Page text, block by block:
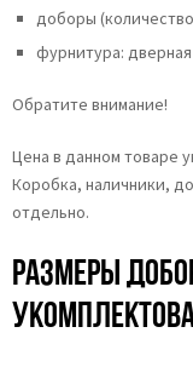
доборы
фурнитура:
Обратите внимание!
Цена в данном товаре
Коробка, наличники,
отдельно.
Размеры